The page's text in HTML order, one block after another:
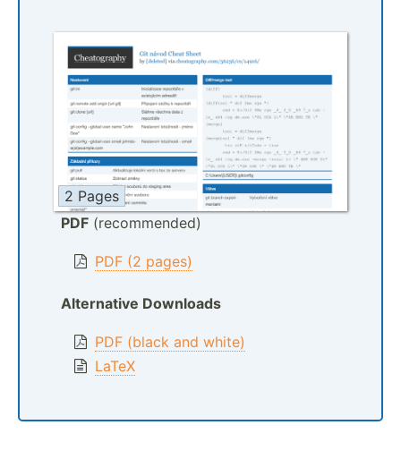
2 Pages
PDF (recommended)
PDF (2 pages)
Alternative Downloads
PDF (black and white)
LaTeX